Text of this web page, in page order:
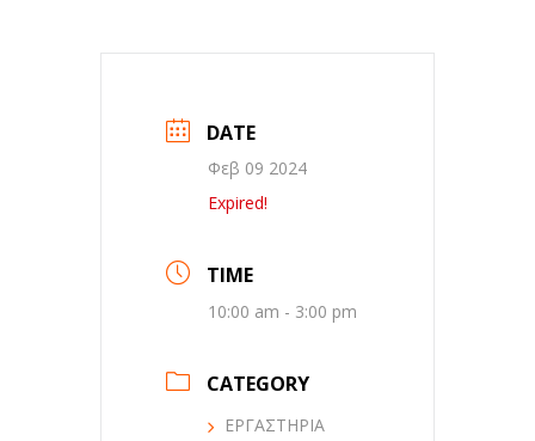
DATE
Φεβ 09 2024
Expired!
TIME
10:00 am - 3:00 pm
CATEGORY
ΕΡΓΑΣΤΗΡΙΑ